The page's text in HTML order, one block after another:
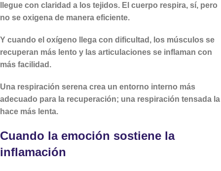
llegue con claridad a los tejidos. El cuerpo respira, sí, pero
no se oxigena de manera eficiente.
Y cuando el oxígeno llega con dificultad, los músculos se
recuperan más lento y las articulaciones se inflaman con
más facilidad.
Una respiración serena crea un entorno interno más
adecuado para la recuperación; una respiración tensada la
hace más lenta.
Cuando la emoción sostiene la
inflamación